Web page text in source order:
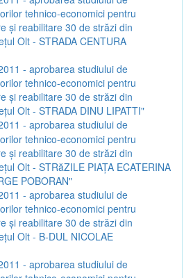
tehnico-economici pentru
şi reabilitare 30 de străzi din
Olt - STRADA CENTURA
- aprobarea studiului de
tehnico-economici pentru
şi reabilitare 30 de străzi din
Olt - STRADA DINU LIPATTI"
- aprobarea studiului de
tehnico-economici pentru
şi reabilitare 30 de străzi din
Olt - STRăZILE PIAŢA ECATERINA
POBORAN"
- aprobarea studiului de
tehnico-economici pentru
şi reabilitare 30 de străzi din
Olt - B-DUL NICOLAE
- aprobarea studiului de